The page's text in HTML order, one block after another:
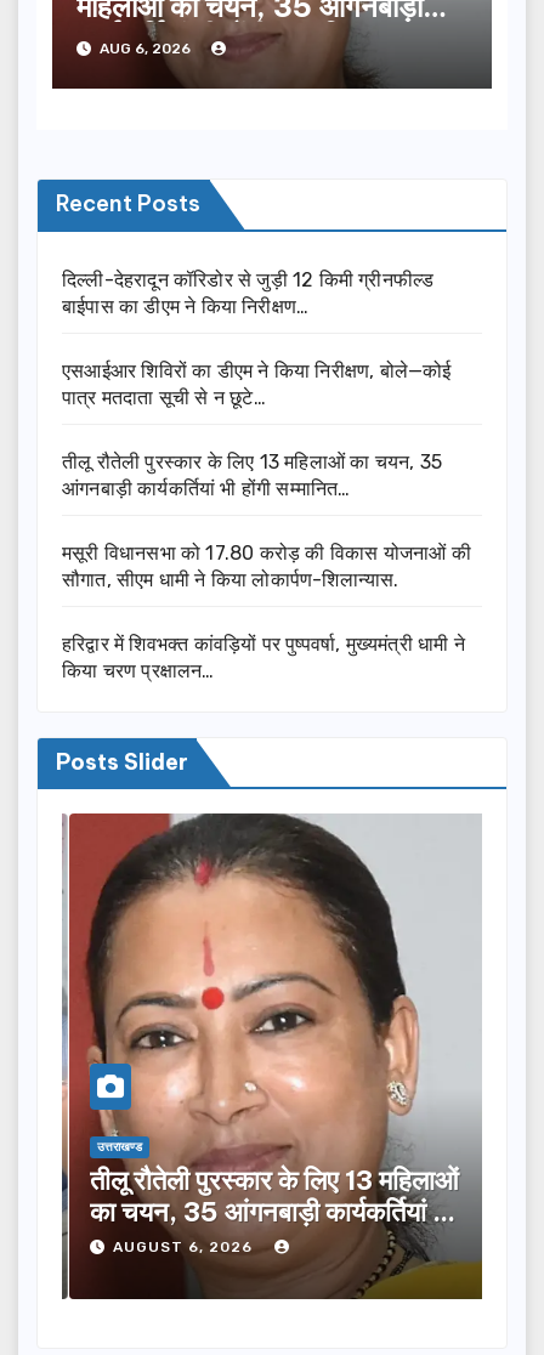
कार्यकर्तियां भी होंगी सम्मानित…
AUG 6, 2026
Recent Posts
दिल्ली-देहरादून कॉरिडोर से जुड़ी 12 किमी ग्रीनफील्ड
बाईपास का डीएम ने किया निरीक्षण…
एसआईआर शिविरों का डीएम ने किया निरीक्षण, बोले—कोई
पात्र मतदाता सूची से न छूटे…
तीलू रौतेली पुरस्कार के लिए 13 महिलाओं का चयन, 35
आंगनबाड़ी कार्यकर्तियां भी होंगी सम्मानित…
मसूरी विधानसभा को 17.80 करोड़ की विकास योजनाओं की
सौगात, सीएम धामी ने किया लोकार्पण-शिलान्यास.
हरिद्वार में शिवभक्त कांवड़ियों पर पुष्पवर्षा, मुख्यमंत्री धामी ने
किया चरण प्रक्षालन…
Posts Slider
उत्तराखण्ड
तीलू रौतेली पुरस्कार के लिए 13 महिलाओं
का चयन, 35 आंगनबाड़ी कार्यकर्तियां भी
होंगी सम्मानित…
AUGUST 6, 2026